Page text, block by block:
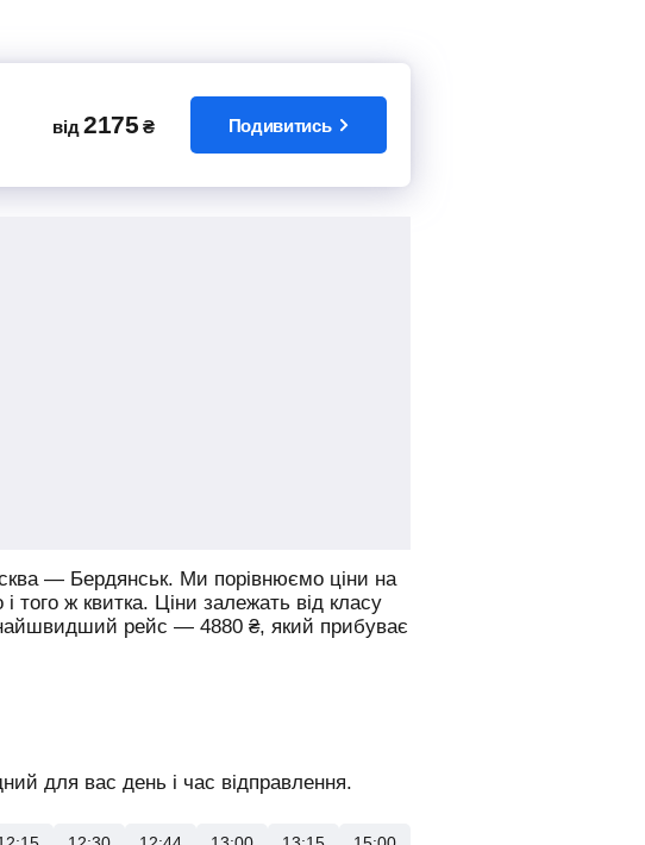
від 2175 ₴ Подивитись
— Бердянськ. Ми порівнюємо ціни на
того ж квитка. Ціни залежать від класу
рейс — 4880 ₴, який прибуває
для вас день і час відправлення.